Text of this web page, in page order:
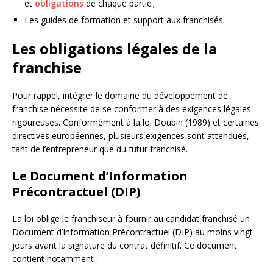
et obligations de chaque partie ;
Les guides de formation et support aux franchisés.
Les obligations légales de la
franchise
Pour rappel, intégrer le domaine du développement de
franchise nécessite de se conformer à des exigences légales
rigoureuses. Conformément à la loi Doubin (1989) et certaines
directives européennes, plusieurs exigences sont attendues,
tant de l’entrepreneur que du futur franchisé.
Le Document d’Information
Précontractuel (DIP)
La loi oblige le franchiseur à fournir au candidat franchisé un
Document d’Information Précontractuel (DIP) au moins vingt
jours avant la signature du contrat définitif. Ce document
contient notamment :